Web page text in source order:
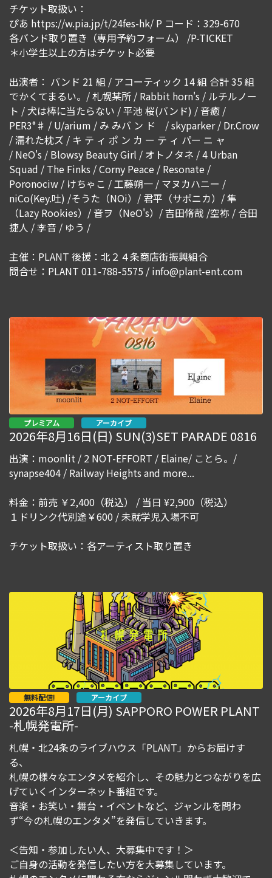
チケット取扱い：
ぴあ https://w.pia.jp/t/24fes-hk/ P コード：329-670
各バンド取り置き（専用予約フォーム） /P-TICKET
＊小学生以上の方はチケット必要
出演者： バンド 21 組 / アコーティック 14 組 合計 35 組
でかくてまるい。/ 札幌某所 / Rabbit horn's / ルチルノー
ト / 犬は棒に当たらない / 平池 桜(バンド) / 音癒 /
PER3°♯ / U/arium / み みバ ン ド / skyparker / Dr.Crow
/ 濡れた枕ズ / キ テ ィ ポ ン カ ー テ ィ パー ニ ャ
/ NeO's / Blowsy Beauty Girl / オトノタネ / 4 Urban
Squad / The Finks / Corny Peace / Resonate /
Poronociw / けちゃこ / 工藤朔一 / マヌカハニー /
niCo(Key.吐) /そうた（NOi）/ 君平（サポニカ）/ 隼
（Lazy Rookies）/ 音ヲ（NeO's）/ 吉田脩哉 /空祢 / 合田
捷人 / 李音 / ゆう /
主催：PLANT 後援：北２４条商店街振興組合
問合せ：PLANT 011-788-5575 / info@plant-ent.com
プレミアム アーカイブ
2026年8月16日(日) SUN(3)SET PARADE 0816
出演：moonlit / 2 NOT-EFFORT / Elaine/ ことら。/
synapse404 / Railway Heights and more...
料金：前売 ￥2,400（税込） / 当日 ¥2,900（税込）
１ドリンク代別途￥600 / 未就学児入場不可
チケット取扱い：各アーティスト取り置き
無料配信! アーカイブ
2026年8月17日(月) SAPPORO POWER PLANT
-札幌発電所-
札幌・北24条のライブハウス「PLANT」からお届けす
る、
札幌の様々なエンタメを紹介し、その魅力とつながりを広
げていくインターネット番組です。
音楽・お笑い・舞台・イベントなど、ジャンルを問わ
ず“今の札幌のエンタメ”を発信していきます。
＜告知・参加したい人、大募集中です！＞
ご自身の活動を発信したい方を大募集しています。